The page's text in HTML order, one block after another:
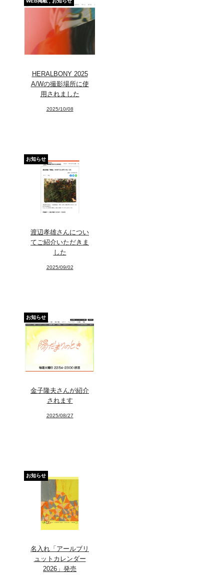
HERALBONY 2025
A/Wの撮影場所に使
用されました
2025/10/08
お知らせ
渡辺孝雄さんについ
てご紹介いただきま
した
2025/09/02
お知らせ
金子隆夫さんが紹介
されます
2025/08/27
お知らせ
名入れ「アールブリ
ュットカレンダー
2026」発売